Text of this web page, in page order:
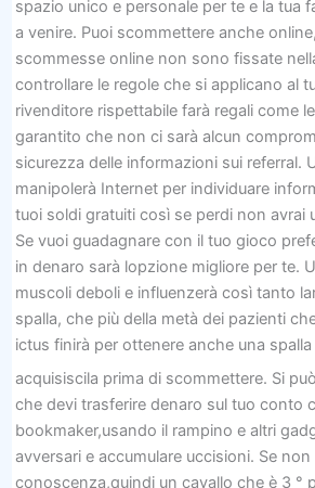
spazio unico e personale per te e la tua
a venire. Puoi scommettere anche
scommesse online non sono fissate
controllare le regole che si applicano al
rivenditore rispettabile farà regali come
garantito che non ci sarà alcun
sicurezza delle informazioni sui referral.
manipolerà Internet per individuare
tuoi soldi gratuiti così se perdi non avrai
Se vuoi guadagnare con il tuo gioco
in denaro sarà lopzione migliore per te.
muscoli deboli e influenzerà così tanto
spalla, che più della metà dei pazienti
ictus finirà per ottenere anche una spalla
acquisiscila prima di scommettere. Si
che devi trasferire denaro sul tuo conto
bookmaker,usando il rampino e altri
avversari e accumulare uccisioni. Se non
conoscenza,quindi un cavallo che è 3 °